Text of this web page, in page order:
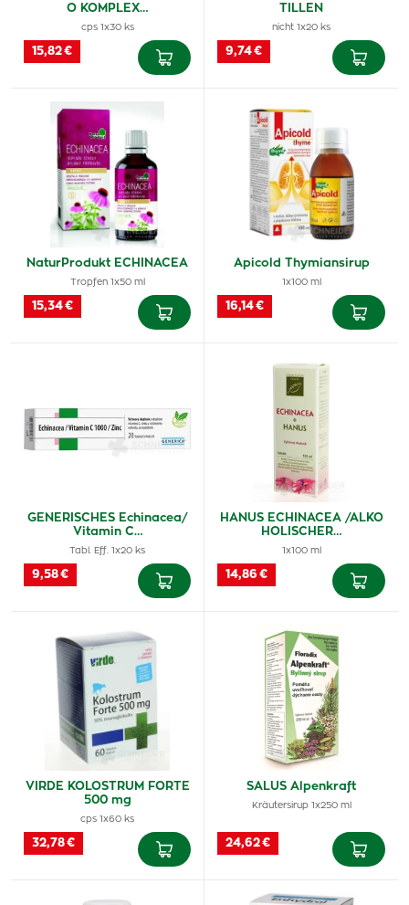
O KOMPLEX…
cps 1x30 ks
15,82 €
TILLEN
nicht 1x20 ks
9,74 €
NaturProdukt ECHINACEA
Tropfen 1x50 ml
15,34 €
Apicold Thymiansirup
1x100 ml
16,14 €
GENERISCHES Echinacea/
Vitamin C…
Tabl. Eff. 1x20 ks
9,58 €
HANUS ECHINACEA /ALKO
HOLISCHER…
1x100 ml
14,86 €
VIRDE KOLOSTRUM FORTE
500 mg
cps 1x60 ks
32,78 €
SALUS Alpenkraft
Kräutersirup 1x250 ml
24,62 €